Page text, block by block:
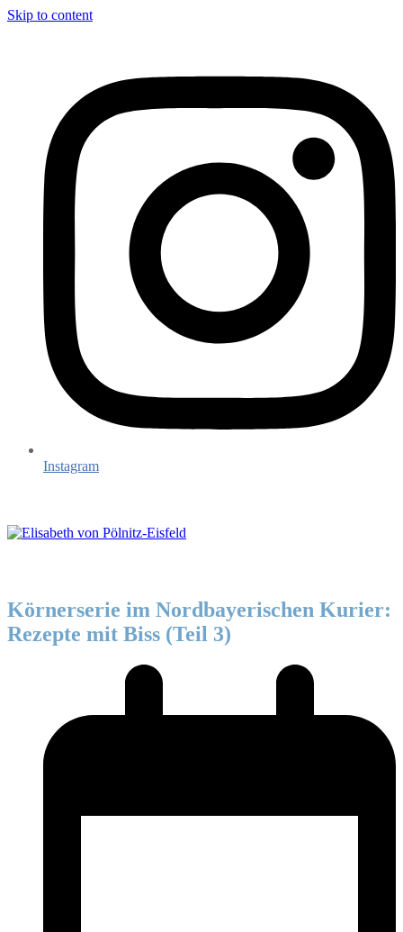
Skip to content
Instagram
Körnerserie im Nordbayerischen Kurier:
Rezepte mit Biss (Teil 3)